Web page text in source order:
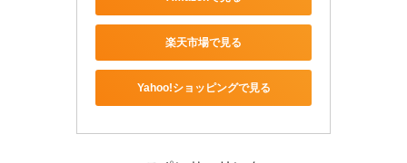
楽天市場で見る
Yahoo!ショッピングで見る